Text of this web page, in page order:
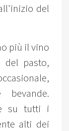
del
più il vino
del pasto,
bevande.
su tutti i
alti dei